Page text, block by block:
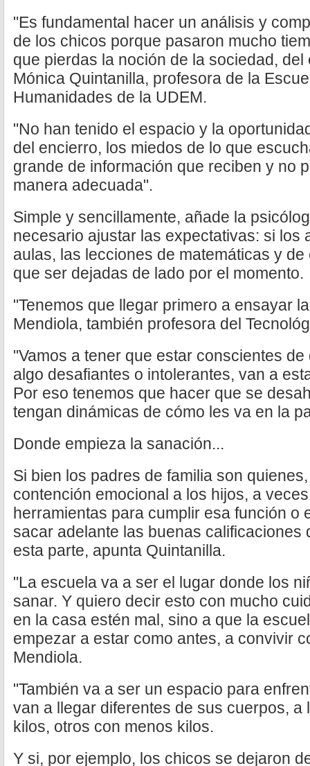
"Es fundamental hacer un análisis y
de los chicos porque pasaron mucho
que pierdas la noción de la sociedad,
Mónica Quintanilla, profesora de la
Humanidades de la UDEM.
"No han tenido el espacio y la
del encierro, los miedos de lo que
grande de información que reciben y no
manera adecuada".
Simple y sencillamente, añade la
necesario ajustar las expectativas: si los
aulas, las lecciones de matemáticas y
que ser dejadas de lado por el momento.
"Tenemos que llegar primero a ensayar
Mendiola, también profesora del
"Vamos a tener que estar conscientes
algo desafiantes o intolerantes, van a
Por eso tenemos que hacer que se
tengan dinámicas de cómo les va en la
Donde empieza la sanación...
Si bien los padres de familia son
contención emocional a los hijos, a
herramientas para cumplir esa función o
sacar adelante las buenas calificaciones
esta parte, apunta Quintanilla.
"La escuela va a ser el lugar donde los
sanar. Y quiero decir esto con mucho
en la casa estén mal, sino a que la
empezar a estar como antes, a convivir
Mendiola.
"También va a ser un espacio para
van a llegar diferentes de sus cuerpos, a
kilos, otros con menos kilos.
Y si, por ejemplo, los chicos se dejaron